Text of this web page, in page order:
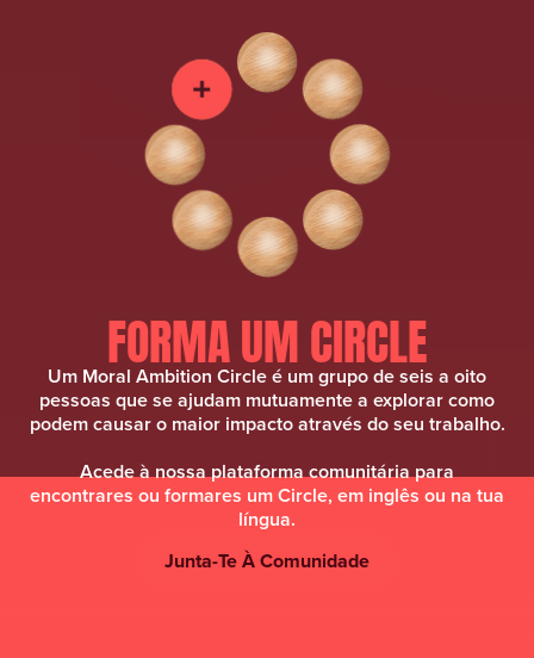
FORMA UM CIRCLE
Um Moral Ambition Circle é um grupo de seis a oito
pessoas que se ajudam mutuamente a explorar como
podem causar o maior impacto através do seu trabalho.
Acede à nossa plataforma comunitária para
encontrares ou formares um Circle, em inglês ou na tua
língua.
Junta-Te À Comunidade